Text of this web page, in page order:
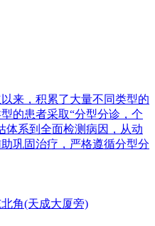
来，积累了大量不同类型的
的患者采取“分型分诊，个
体系到全面检测病因，从动
巩固治疗，严格遵循分型分
角(天成大厦旁)